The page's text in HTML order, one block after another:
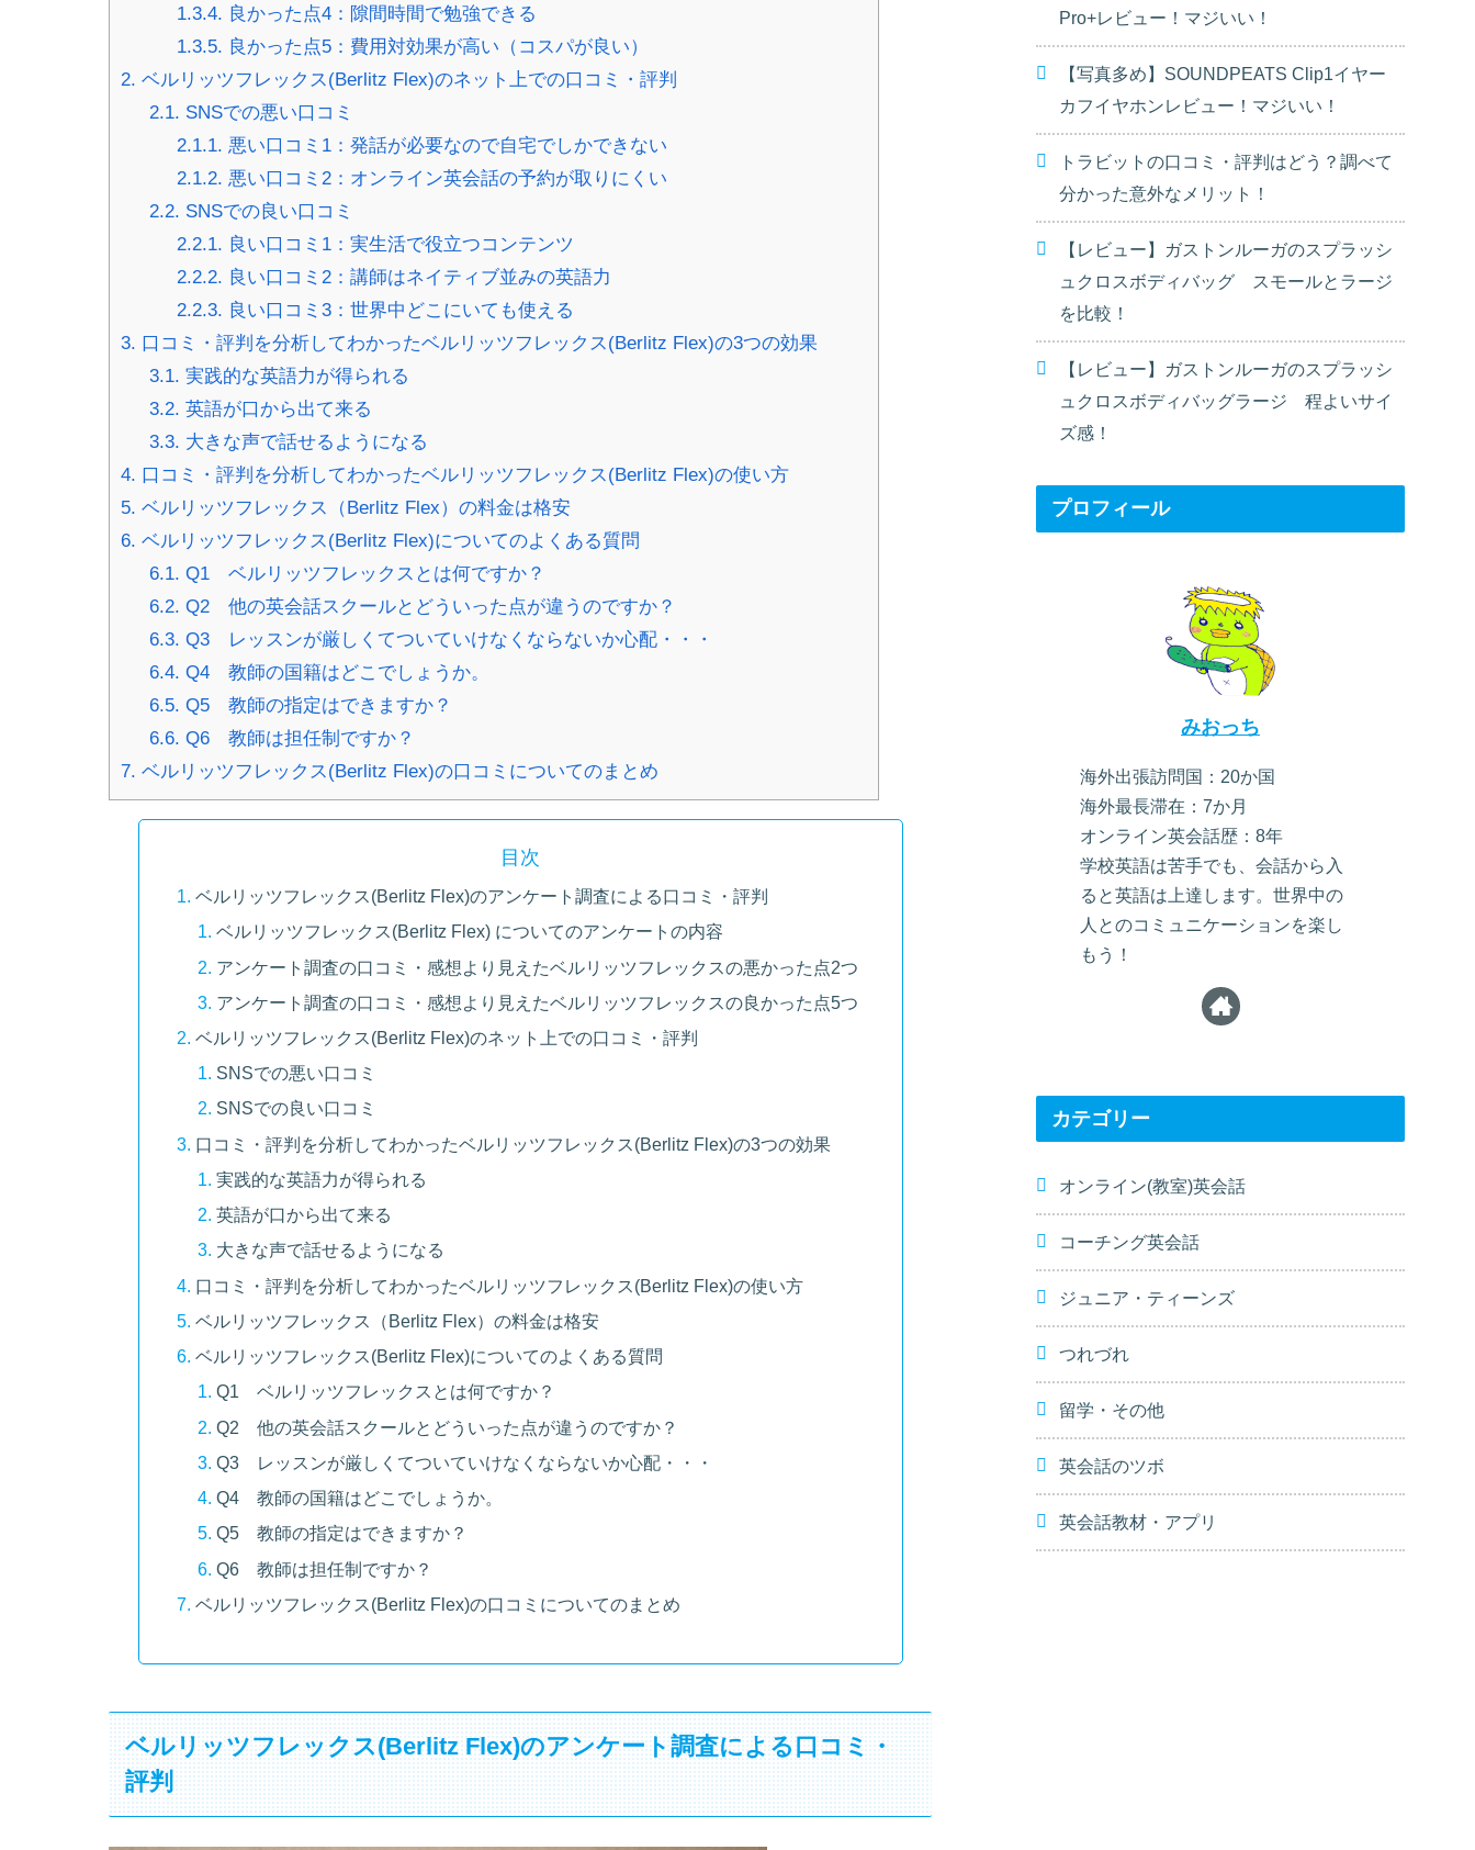
1.3.4. 良かった点4：隙間時間で勉強できる
1.3.5. 良かった点5：費用対効果が高い（コスパが良い）
2. ベルリッツフレックス(Berlitz Flex)のネット上での口コミ・評判
2.1. SNSでの悪い口コミ
2.1.1. 悪い口コミ1：発話が必要なので自宅でしかできない
2.1.2. 悪い口コミ2：オンライン英会話の予約が取りにくい
2.2. SNSでの良い口コミ
2.2.1. 良い口コミ1：実生活で役立つコンテンツ
2.2.2. 良い口コミ2：講師はネイティブ並みの英語力
2.2.3. 良い口コミ3：世界中どこにいても使える
3. 口コミ・評判を分析してわかったベルリッツフレックス(Berlitz Flex)の3つの効果
3.1. 実践的な英語力が得られる
3.2. 英語が口から出て来る
3.3. 大きな声で話せるようになる
4. 口コミ・評判を分析してわかったベルリッツフレックス(Berlitz Flex)の使い方
5. ベルリッツフレックス（Berlitz Flex）の料金は格安
6. ベルリッツフレックス(Berlitz Flex)についてのよくある質問
6.1. Q1 ベルリッツフレックスとは何ですか？
6.2. Q2 他の英会話スクールとどういった点が違うのですか？
6.3. Q3 レッスンが厳しくてついていけなくならないか心配・・・
6.4. Q4 教師の国籍はどこでしょうか。
6.5. Q5 教師の指定はできますか？
6.6. Q6 教師は担任制ですか？
7. ベルリッツフレックス(Berlitz Flex)の口コミについてのまとめ
目次
ベルリッツフレックス(Berlitz Flex)のアンケート調査による口コミ・評判
ベルリッツフレックス(Berlitz Flex) についてのアンケートの内容
アンケート調査の口コミ・感想より見えたベルリッツフレックスの悪かった点2つ
アンケート調査の口コミ・感想より見えたベルリッツフレックスの良かった点5つ
ベルリッツフレックス(Berlitz Flex)のネット上での口コミ・評判
SNSでの悪い口コミ
SNSでの良い口コミ
口コミ・評判を分析してわかったベルリッツフレックス(Berlitz Flex)の3つの効果
実践的な英語力が得られる
英語が口から出て来る
大きな声で話せるようになる
口コミ・評判を分析してわかったベルリッツフレックス(Berlitz Flex)の使い方
ベルリッツフレックス（Berlitz Flex）の料金は格安
ベルリッツフレックス(Berlitz Flex)についてのよくある質問
Q1 ベルリッツフレックスとは何ですか？
Q2 他の英会話スクールとどういった点が違うのですか？
Q3 レッスンが厳しくてついていけなくならないか心配・・・
Q4 教師の国籍はどこでしょうか。
Q5 教師の指定はできますか？
Q6 教師は担任制ですか？
ベルリッツフレックス(Berlitz Flex)の口コミについてのまとめ
ベルリッツフレックス(Berlitz Flex)のアンケート調査による口コミ・
評判
Pro+レビュー！マジいい！
【写真多め】SOUNDPEATS Clip1イヤー
カフイヤホンレビュー！マジいい！
トラビットの口コミ・評判はどう？調べて
分かった意外なメリット！
【レビュー】ガストンルーガのスプラッシ
ュクロスボディバッグ スモールとラージ
を比較！
【レビュー】ガストンルーガのスプラッシ
ュクロスボディバッグラージ 程よいサイ
ズ感！
プロフィール
みおっち
海外出張訪問国：20か国
海外最長滞在：7か月
オンライン英会話歴：8年
学校英語は苦手でも、会話から入
ると英語は上達します。世界中の
人とのコミュニケーションを楽し
もう！
カテゴリー
オンライン(教室)英会話
コーチング英会話
ジュニア・ティーンズ
つれづれ
留学・その他
英会話のツボ
英会話教材・アプリ